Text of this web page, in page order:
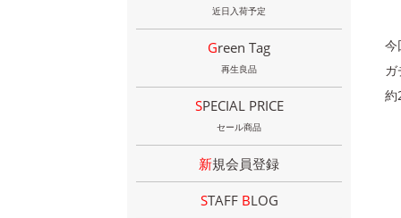
今
ガ
約
近日入荷予定
Green Tag
再生良品
SPECIAL PRICE
セール商品
新規会員登録
STAFF BLOG